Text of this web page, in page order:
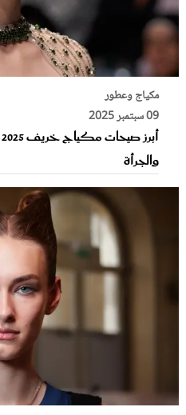
مكياج وعطور
09 سبتمبر 2025
والجرأة